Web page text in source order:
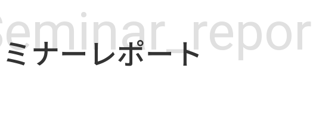
ナーレポート